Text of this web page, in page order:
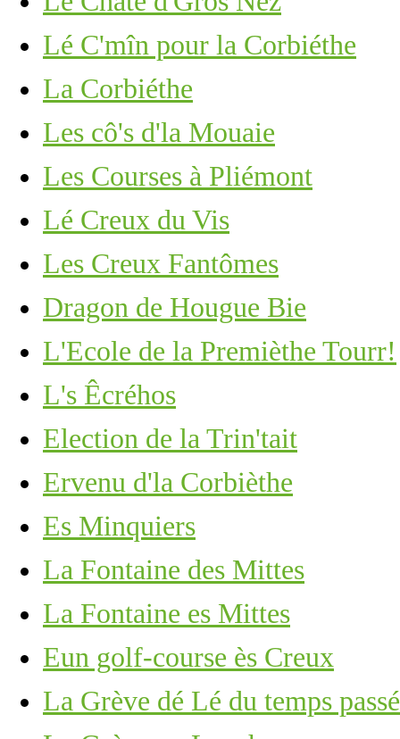
Lé C'mîn pour la Corbiéthe
La Corbiéthe
Les cô's d'la Mouaie
Les Courses à Pliémont
Lé Creux du Vis
Les Creux Fantômes
Dragon de Hougue Bie
L'Ecole de la Premièthe Tourr!
L's Êcréhos
Election de la Trin'tait
Ervenu d'la Corbièthe
Es Minquiers
La Fontaine des Mittes
La Fontaine es Mittes
Eun golf-course ès Creux
La Grève dé Lé du temps passé